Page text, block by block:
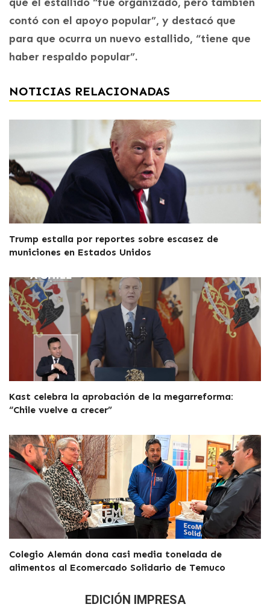
contó con el apoyo popular”, y destacó que
para que ocurra un nuevo estallido, “tiene que
haber respaldo popular”.
NOTICIAS RELACIONADAS
Trump estalla por reportes sobre escasez de
municiones en Estados Unidos
Kast celebra la aprobación de la megarreforma:
“Chile vuelve a crecer”
Colegio Alemán dona casi media tonelada de
alimentos al Ecomercado Solidario de Temuco
EDICIÓN IMPRESA